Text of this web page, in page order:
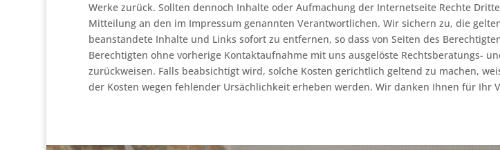
Werke zurück. Sollten dennoch Inhalte oder Aufmachung der Internetseite Rechte
Mitteilung an den im Impressum genannten Verantwortlichen. Wir sichern zu, die
beanstandete Inhalte und Links sofort zu entfernen, so dass von Seiten des
Berechtigten ohne vorherige Kontaktaufnahme mit uns ausgelöste Rechtsberatungs-
zurückweisen. Falls beabsichtigt wird, solche Kosten gerichtlich geltend zu machen,
der Kosten wegen fehlender Ursächlichkeit erheben werden. Wir danken Ihnen für Ihr